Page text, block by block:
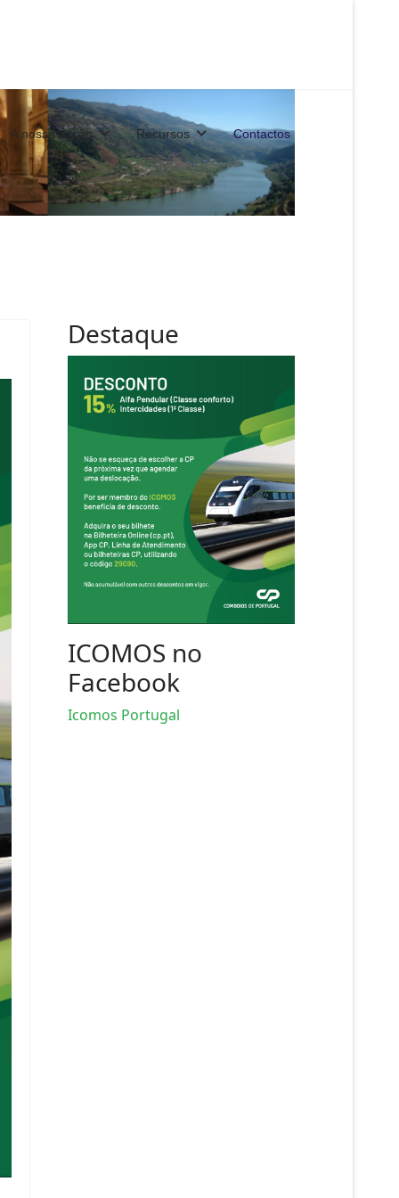
A nossa acção Recursos Contactos
Destaque
ICOMOS no
Facebook
Icomos Portugal